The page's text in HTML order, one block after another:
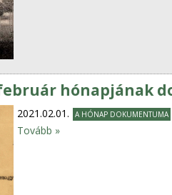
hónapjának
2021.02.01. A HÓNAP DOKUMENTUMA
Tovább »